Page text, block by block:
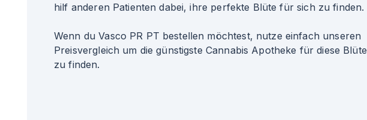
hilf anderen Patienten dabei, ihre perfekte Blüte für sich zu finden.
Wenn du Vasco PR PT bestellen möchtest, nutze einfach unseren
Preisvergleich um die günstigste Cannabis Apotheke für diese Blüte
zu finden.